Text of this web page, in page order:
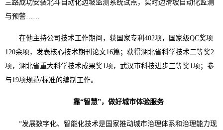
三路成功安装北斗自动化边坡监测系统试点，实时边滑坡自动化监测
与预警……
在他主持公司技术工作期间，获国家专利402项，国家级QC奖项
120余项，发表核心技术期刊论文16篇；获得湖北省科学技术二等奖2
项，湖北省重大科学技术成果奖1项，武汉市科技进步三等奖1项；参
与19项规范/标准的编制工作。
靠“智慧”，做好城市体验服务
“发展数字化、智能化技术是国家推动城市治理体系和治理能力现